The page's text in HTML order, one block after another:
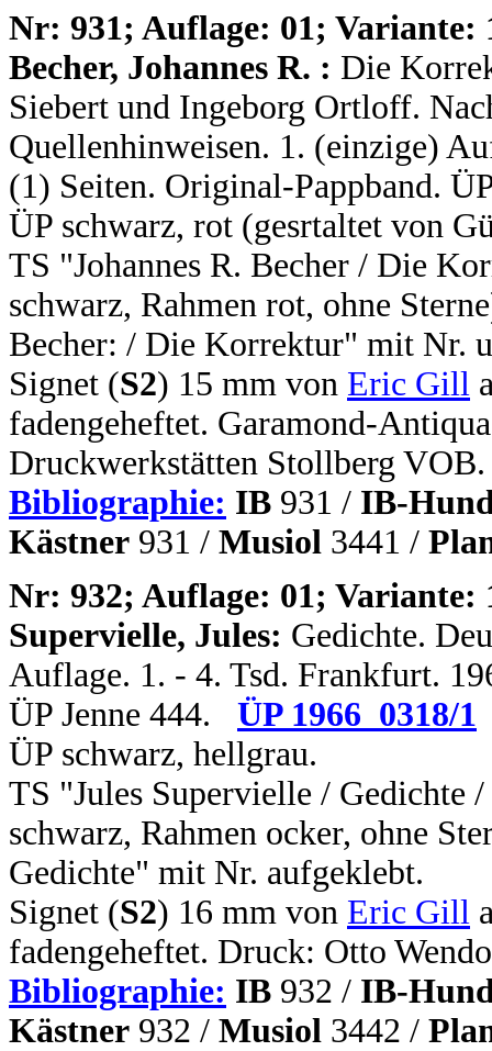
Nr: 931; Auflage: 01; Variante:
Becher, Johannes R. : Die
Siebert und Ingeborg Ortloff.
Quellenhinweisen. 1. (einzige)
(1) Seiten. Original-Pappband.
ÜP schwarz, rot (gesrtaltet von
TS "Johannes R. Becher / Die
schwarz, Rahmen rot, ohne
Becher: / Die Korrektur" mit Nr.
Signet (S2) 15 mm von Eric Gill
fadengeheftet. Garamond-
Druckwerkstätten Stollberg VOB.
Bibliographie: IB 931 / IB-
Kästner 931 / Musiol 3441 /
Nr: 932; Auflage: 01; Variante:
Supervielle, Jules: Gedichte.
Auflage. 1. - 4. Tsd. Frankfurt.
ÜP Jenne 444.
ÜP 1966_0318/1
ÜP schwarz, hellgrau.
TS "Jules Supervielle / Gedichte
schwarz, Rahmen ocker, ohne
Gedichte" mit Nr. aufgeklebt.
Signet (S2) 16 mm von Eric Gill
fadengeheftet. Druck: Otto
Bibliographie: IB 932 / IB-
Kästner 932 / Musiol 3442 /